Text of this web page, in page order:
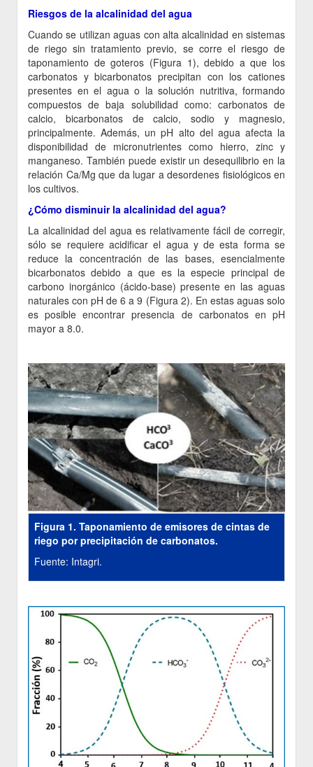
Riesgos de la alcalinidad del agua
Cuando se utilizan aguas con alta alcalinidad en sistemas
de riego sin tratamiento previo, se corre el riesgo de
taponamiento de goteros (Figura 1), debido a que los
carbonatos y bicarbonatos precipitan con los cationes
presentes en el agua o la solución nutritiva, formando
compuestos de baja solubilidad como: carbonatos de
calcio, bicarbonatos de calcio, sodio y magnesio,
principalmente. Además, un pH alto del agua afecta la
disponibilidad de micronutrientes como hierro, zinc y
manganeso. También puede existir un desequilibrio en la
relación Ca/Mg que da lugar a desordenes fisiológicos en
los cultivos.
¿Cómo disminuir la alcalinidad del agua?
La alcalinidad del agua es relativamente fácil de corregir,
sólo se requiere acidificar el agua y de esta forma se
reduce la concentración de las bases, esencialmente
bicarbonatos debido a que es la especie principal de
carbono inorgánico (ácido-base) presente en las aguas
naturales con pH de 6 a 9 (Figura 2). En estas aguas solo
es posible encontrar presencia de carbonatos en pH
mayor a 8.0.
Figura 1. Taponamiento de emisores de cintas de
riego por precipitación de carbonatos.
Fuente: Intagri.